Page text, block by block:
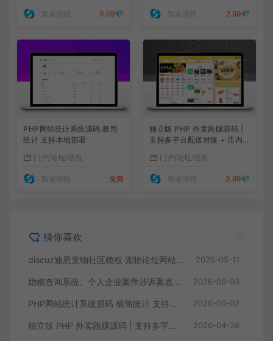
智者熊猫 0.69💎 智者熊猫 2.99💎
PHP网站统计系统源码 极简
统计 支持本地部署
门户/论坛/信息
智者熊猫 免费
独立版 PHP 外卖跑腿源码 |
支持多平台配送对接 + 店内
门户/论坛/信息
智者熊猫 3.99💎
猜你喜欢
discuz迪恩宠物社区模板 宠物论坛网站源码 2026-05-11
婚姻查询系统、个人企业案件涉诉案底查询系统网站源码 2026-05-03
PHP网站统计系统源码 极简统计 支持本地部署 2026-05-02
独立版 PHP 外卖跑腿源码 | 支持多平台配送对接 + 店内点餐全功能 2026-04-28